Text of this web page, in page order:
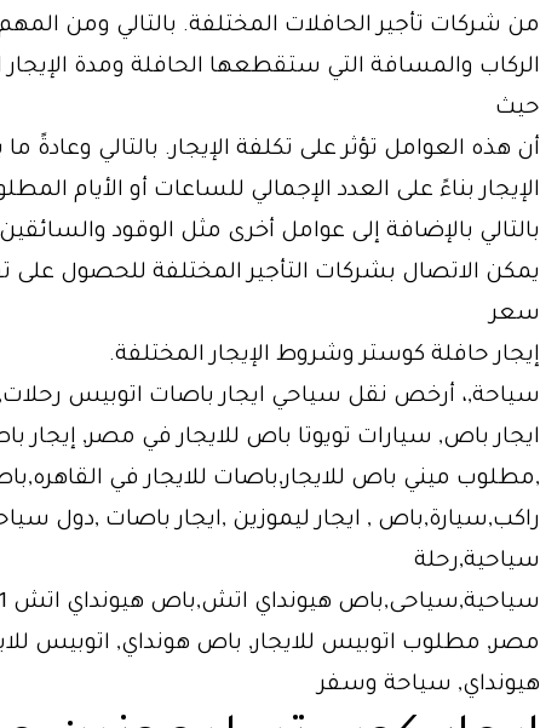
من شركات تأجير الحافلات المختلفة. بالتالي ومن
الركاب والمسافة التي ستقطعها الحافلة ومدة الإيجار
حيث
أن هذه العوامل تؤثر على تكلفة الإيجار. بالتالي وعادةً
الإيجار بناءً على العدد الإجمالي للساعات أو الأيام
بالتالي بالإضافة إلى عوامل أخرى مثل الوقود
يمكن الاتصال بشركات التأجير المختلفة للحصول على
سعر
إيجار حافلة كوستر وشروط الإيجار المختلفة.
سياحة,، أرخص نقل سياحي ايجار باصات اتوبيس
ايجار باص, سيارات تويوتا باص للايجار في مصر,
,مطلوب ميني باص للايجار,باصات للايجار في
راكب,سيارة,باص , ايجار ليموزين ,ايجار باصات ,دول
سياحية,رحلة
سياحية,سياحى,باص هيونداي اتش,باص هيونداي اتش 1,سياحة
مصر, مطلوب اتوبيس للايجار, باص هونداي, اتوبيس
هيونداي, سياحة وسفر